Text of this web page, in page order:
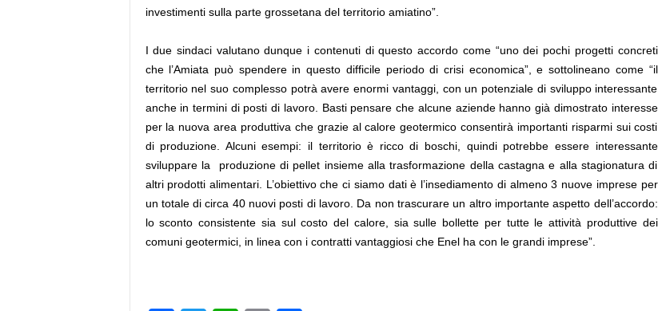
investimenti sulla parte grossetana del territorio amiatino”.
I due sindaci valutano dunque i contenuti di questo accordo come “uno dei pochi progetti concreti
che l’Amiata può spendere in questo difficile periodo di crisi economica”, e sottolineano come “il
territorio nel suo complesso potrà avere enormi vantaggi, con un potenziale di sviluppo interessante
anche in termini di posti di lavoro. Basti pensare che alcune aziende hanno già dimostrato interesse
per la nuova area produttiva che grazie al calore geotermico consentirà importanti risparmi sui costi
di produzione. Alcuni esempi: il territorio è ricco di boschi, quindi potrebbe essere interessante
sviluppare la produzione di pellet insieme alla trasformazione della castagna e alla stagionatura di
altri prodotti alimentari. L’obiettivo che ci siamo dati è l’insediamento di almeno 3 nuove imprese per
un totale di circa 40 nuovi posti di lavoro. Da non trascurare un altro importante aspetto dell’accordo:
lo sconto consistente sia sul costo del calore, sia sulle bollette per tutte le attività produttive dei
comuni geotermici, in linea con i contratti vantaggiosi che Enel ha con le grandi imprese”.